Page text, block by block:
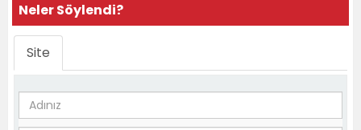
Neler Söylendi?
Site